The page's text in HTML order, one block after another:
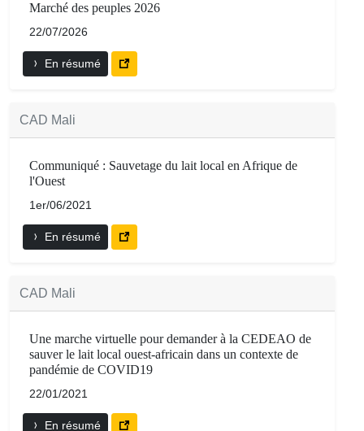
Marché des peuples 2026
22/07/2026
En résumé
CAD Mali
Communiqué : Sauvetage du lait local en Afrique de
l'Ouest
1er/06/2021
En résumé
CAD Mali
Une marche virtuelle pour demander à la CEDEAO de
sauver le lait local ouest-africain dans un contexte de
pandémie de COVID19
22/01/2021
En résumé